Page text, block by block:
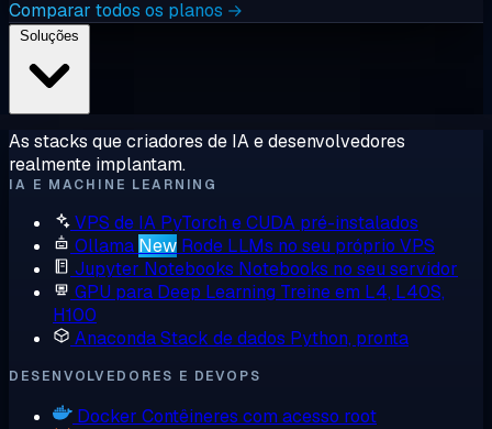
Comparar todos os planos →
As stacks que criadores de IA e desenvolvedores
realmente implantam.
IA E MACHINE LEARNING
VPS de IA PyTorch e CUDA pré-instalados
Ollama New Rode LLMs no seu próprio VPS
Jupyter Notebooks Notebooks no seu servidor
GPU para Deep Learning Treine em L4, L40S,
H100
AnacondaStack de dados Python, pronta
DESENVOLVEDORES E DEVOPS
Docker Contêineres com acesso root